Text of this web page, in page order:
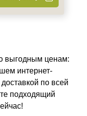
выгодным ценам:
интернет-
по всей
подходящий